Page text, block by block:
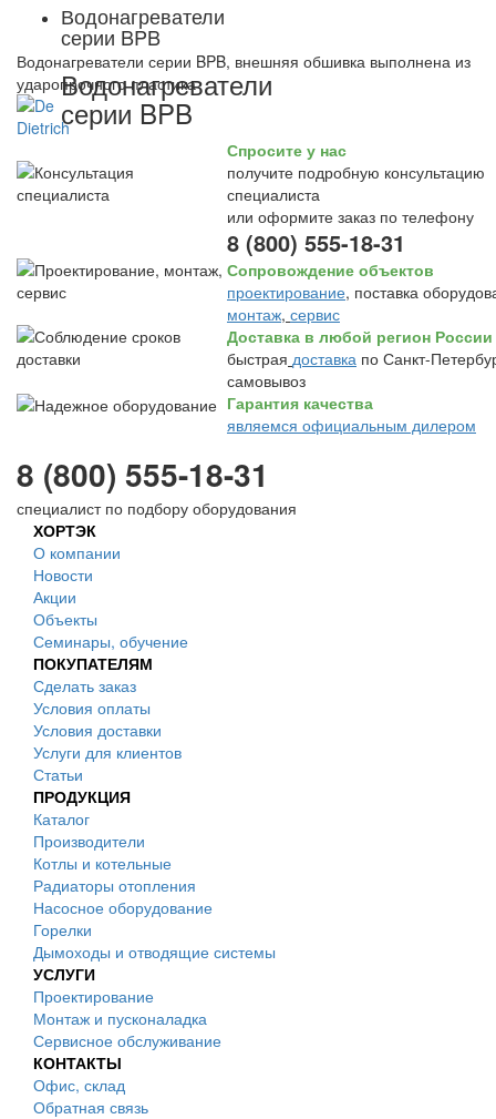
Водонагреватели
серии BPB
Водонагреватели
серии BPB
Водонагреватели серии BPB, внешняя обшивка выполнена из
ударопрочного пластика
Спросите у нас
получите подробную консультацию
специалиста
или оформите заказ по телефону
8 (800) 555-18-31
Сопровождение объектов
проектирование, поставка
монтаж, сервис
Доставка в любой регион России
быстрая доставка по Санкт-
самовывоз
Гарантия качества
являемся официальным дилером
8 (800) 555-18-31
специалист по подбору оборудования
ХОРТЭК
О компании
Новости
Акции
Объекты
Семинары, обучение
ПОКУПАТЕЛЯМ
Сделать заказ
Условия оплаты
Условия доставки
Услуги для клиентов
Статьи
ПРОДУКЦИЯ
Каталог
Производители
Котлы и котельные
Радиаторы отопления
Насосное оборудование
Горелки
Дымоходы и отводящие системы
УСЛУГИ
Проектирование
Монтаж и пусконаладка
Сервисное обслуживание
КОНТАКТЫ
Офис, склад
Обратная связь